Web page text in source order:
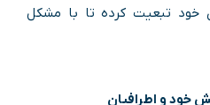
خود تبعیت کرده تا با مشکل
خود و اطرافیان